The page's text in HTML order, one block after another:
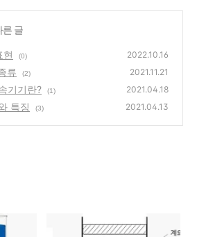
른 글
현 (0) 2022.10.16
류 (2) 2021.11.21
기기란? (1) 2021.04.18
특징 (3) 2021.04.13